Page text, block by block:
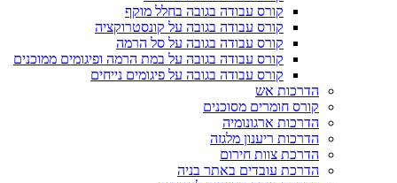
קורס עבודה בגובה בחלל מוקף
קורס עבודה בגובה על קונסטרוקציה
קורס עבודה בגובה על סל הרמה
קורס עבודה בגובה על במת הרמה ופיגומים ממוכנים
קורס עבודה בגובה על פיגומים נייחים
הדרכות אש
קורס חומרים מסוכנים
הדרכות ארגונומיה
הדרכות ריענון מלגזה
הדרכת צוות חירום
הדרכת עובדים באתר בניה